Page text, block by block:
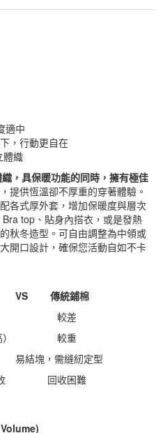
適中
，行動更自在
體織
， 具保暖功能的同時，擁有極佳
提供恆溫卻不厚重的穿著體驗。
各式厚外套，增加保暖度與層次
top、貼身內搭衣，或是發熱
秋冬造型。可自由調整為中領或
開口設計，確保您活動自如不卡
傳統鋪棉
構） 較差
比高） 較重
易結塊，需縫紉定型
回收 回收困難